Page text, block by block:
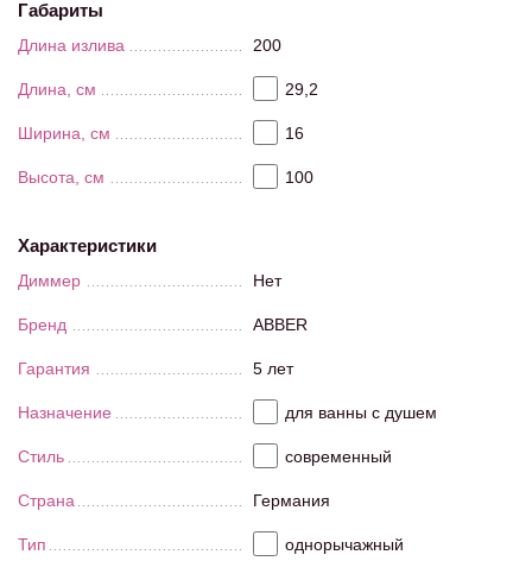
Габариты
Длина излива 200
Длина, см 29,2
Ширина, см 16
Высота, см 100
Характеристики
Диммер Нет
Бренд ABBER
Гарантия 5 лет
Назначение для ванны с душем
Стиль современный
Страна Германия
Тип однорычажный